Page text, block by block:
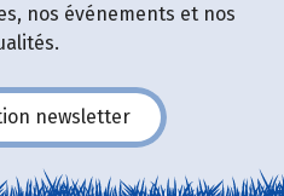
nos événements et nos
newsletter